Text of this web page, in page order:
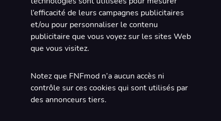
l’efficacité de leurs campagnes publicitaires
et/ou pour personnaliser le contenu
publicitaire que vous voyez sur les sites Web
que vous visitez.
Notez que FNFmod n’a aucun accès ni
contrôle sur ces cookies qui sont utilisés par
des annonceurs tiers.